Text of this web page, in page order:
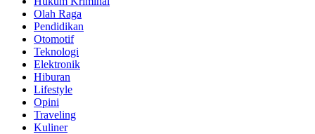
Olah Raga
Pendidikan
Otomotif
Teknologi
Elektronik
Hiburan
Lifestyle
Opini
Traveling
Kuliner